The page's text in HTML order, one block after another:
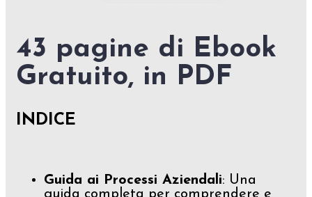
43 pagine di Ebook
Gratuito, in PDF
INDICE
Guida ai Processi Aziendali: Una
guida completa per comprendere e